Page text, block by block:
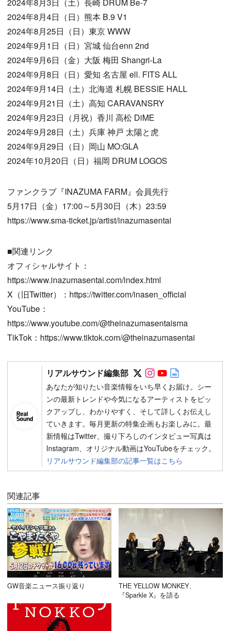
2024年8月4日（日）熊本 B.9 V1
2024年8月25日（日）東京 WWW
2024年9月1日（日）宮城 仙台enn 2nd
2024年9月6日（金）大阪 梅田 Shangri-La
2024年9月8日（日）愛知 名古屋 ell. FITS ALL
2024年9月14日（土）北海道 札幌 BESSIE HALL
2024年9月21日（土）高知 CARAVANSRY
2024年9月23日（月祝）香川 高松 DiME
2024年9月28日（土）兵庫 神戸 太陽と虎
2024年9月29日（日）岡山 MO:GLA
2024年10月20日（日）福岡 DRUM LOGOS
ファンクラブ『INAZUMA FARM』会員先行
5月17日（金）17:00～5月30日（木）23:59
https://www.sma-ticket.jp/artist/inazumasentai
■関連リンク
オフィシャルサイト：
https://www.inazumasentai.com/index.html
X（旧Twitter）：https://twitter.com/inasen_official
YouTube：
https://www.youtube.com/@theinazumasentaisma
TikTok：https://www.tiktok.com/@theinazumasentai
リアルサウンド編集部 Follow on SNS
Follow on SNS
Follow on
あなたが知りたい音楽情報をいち早くお届け。シー
ンの最新トレンドや今気になるアーティストをピッ
クアップし、わかりやすく、そして詳しくお伝えし
ていきます。毎月更新の特集企画もお楽しみに。最
新情報はTwitter、撮り下ろしのインタビュー写真は
Instagram、オリジナル動画はYouTubeをチェック。
リアルサウンド編集部の記事一覧はこちら
関連記事
GW音楽ニュース振り返り
THE YELLOW MONKEY、
『Sparkle X』を語る